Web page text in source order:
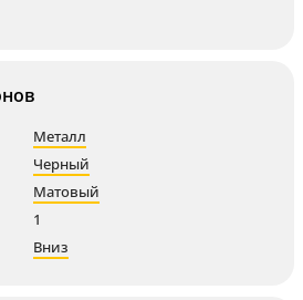
Металл
Черный
Матовый
1
Вниз